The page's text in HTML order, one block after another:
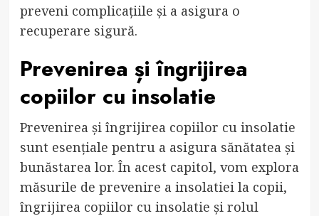
preveni complicațiile și a asigura o
recuperare sigură.
Prevenirea și îngrijirea
copiilor cu insolatie
Prevenirea și îngrijirea copiilor cu insolatie
sunt esențiale pentru a asigura sănătatea și
bunăstarea lor. În acest capitol, vom explora
măsurile de prevenire a insolatiei la copii,
îngrijirea copiilor cu insolatie și rolul